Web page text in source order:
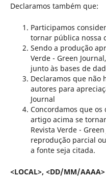
Declaramos também que:
Participamos
tornar pública nossa
Sendo a produção
Verde - Green
junto às bases de
Declaramos que não
autores para
Journal
Concordamos que
artigo acima se
Revista Verde -
reprodução parcial
a fonte seja citada.
<LOCAL>, <DD/MM/AAAA>